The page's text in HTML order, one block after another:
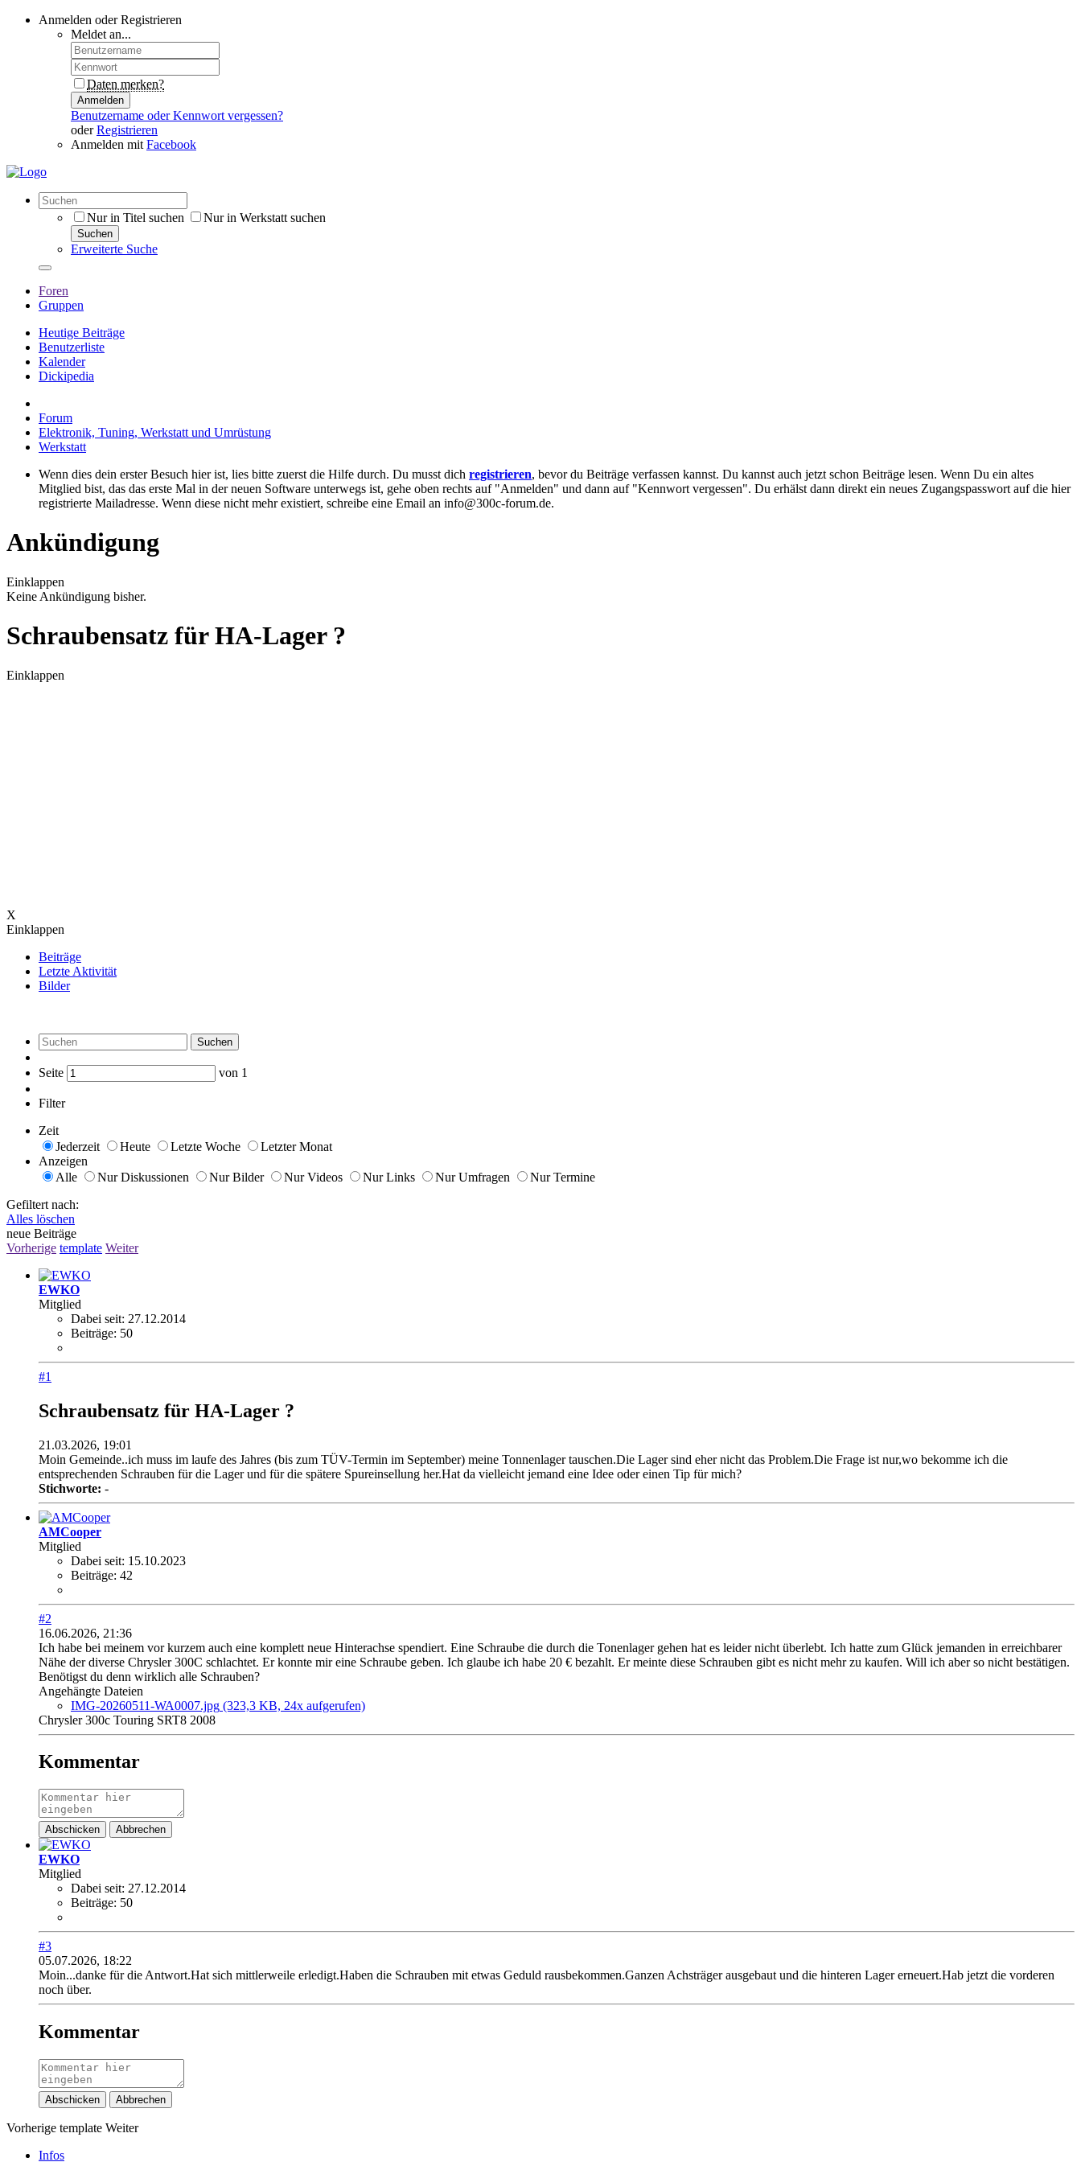
Anmelden oder Registrieren
Meldet an...
Daten merken?
Anmelden
Benutzername oder Kennwort vergessen?
oderRegistrieren
Anmelden mit Facebook
Nur in Titel suchen Nur in Werkstatt suchen
Suchen
Erweiterte Suche
Foren
Gruppen
Heutige Beiträge
Benutzerliste
Kalender
Dickipedia
Forum
Elektronik, Tuning, Werkstatt und Umrüstung
Werkstatt
Wenn dies dein erster Besuch hier ist, lies bitte zuerst die Hilfe durch. Du musst dich registrieren, bevor du Beiträge verfassen kannst. Du kannst auch jetzt schon Beiträge lesen. Wenn Du ein altes
Mitglied bist, das das erste Mal in der neuen Software unterwegs ist, gehe oben rechts auf "Anmelden" und dann auf "Kennwort vergessen". Du erhälst dann direkt ein neues Zugangspasswort auf die hier
registrierte Mailadresse. Wenn diese nicht mehr existiert, schreibe eine Email an info@300c-forum.de.
Ankündigung
Einklappen
Keine Ankündigung bisher.
Schraubensatz für HA-Lager ?
Einklappen
X
Einklappen
Beiträge
Letzte Aktivität
Bilder
Suchen
Seite von 1
Filter
Zeit
Jederzeit
Heute Letzte Woche
Letzter Monat
Anzeigen
Alle
Nur Diskussionen Nur Bilder Nur Videos Nur Links Nur Umfragen
Nur Termine
Gefiltert nach:
Alles löschen
neue Beiträge
Vorherige template Weiter
EWKO
Mitglied
Dabei seit: 27.12.2014
Beiträge: 50
#1
Schraubensatz für HA-Lager ?
21.03.2026, 19:01
Moin Gemeinde..ich muss im laufe des Jahres (bis zum TÜV-Termin im September) meine Tonnenlager tauschen.Die Lager sind eher nicht das Problem.Die Frage ist nur,wo bekomme ich die
entsprechenden Schrauben für die Lager und für die spätere Spureinsellung her.Hat da vielleicht jemand eine Idee oder einen Tip für mich?
Stichworte: -
AMCooper
Mitglied
Dabei seit: 15.10.2023
Beiträge: 42
#2
16.06.2026, 21:36
Ich habe bei meinem vor kurzem auch eine komplett neue Hinterachse spendiert. Eine Schraube die durch die Tonenlager gehen hat es leider nicht überlebt. Ich hatte zum Glück jemanden in erreichbarer
Nähe der diverse Chrysler 300C schlachtet. Er konnte mir eine Schraube geben. Ich glaube ich habe 20 € bezahlt. Er meinte diese Schrauben gibt es nicht mehr zu kaufen. Will ich aber so nicht bestätigen.
Benötigst du denn wirklich alle Schrauben?
Angehängte Dateien
IMG-20260511-WA0007.jpg (323,3 KB, 24x aufgerufen)
Chrysler 300c Touring SRT8 2008
Kommentar
Abschicken Abbrechen
EWKO
Mitglied
Dabei seit: 27.12.2014
Beiträge: 50
#3
05.07.2026, 18:22
Moin...danke für die Antwort.Hat sich mittlerweile erledigt.Haben die Schrauben mit etwas Geduld rausbekommen.Ganzen Achsträger ausgebaut und die hinteren Lager erneuert.Hab jetzt die vorderen
noch über.
Kommentar
Abschicken Abbrechen
Vorherige template Weiter
Infos